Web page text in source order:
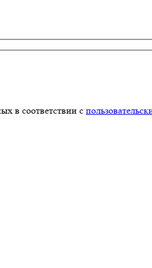
в соответствии с